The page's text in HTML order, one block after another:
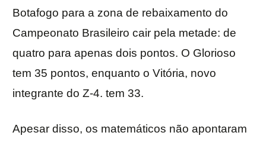
Botafogo para a zona de rebaixamento do
Campeonato Brasileiro cair pela metade: de
quatro para apenas dois pontos. O Glorioso
tem 35 pontos, enquanto o Vitória, novo
integrante do Z-4. tem 33.
Apesar disso, os matemáticos não apontaram